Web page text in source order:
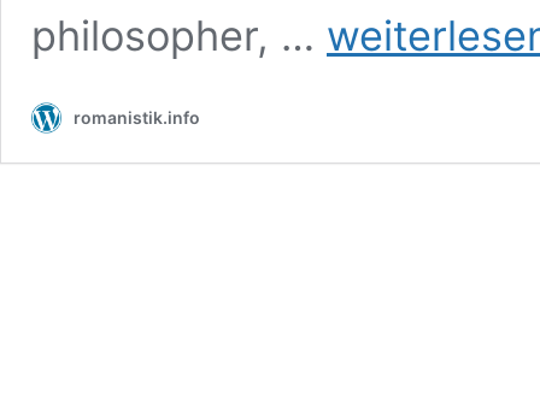
philosopher, …
et
romanistik.info